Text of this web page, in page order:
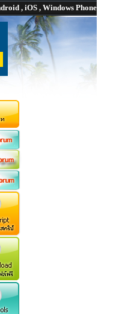
, iOS , Windows Phone